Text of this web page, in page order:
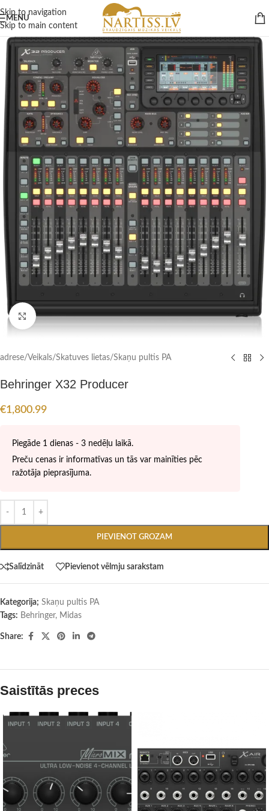
Skip to navigation
Skip to main content
MENU
Click to enlarge
adrese/Veikals/Skatuves lietas/Skaņu pultis PA
Behringer X32 Producer
€1,800.99
Piegāde 1 dienas - 3 nedēļu laikā.
Preču cenas ir informatīvas un tās var mainīties pēc
ražotāja pieprasījuma.
PIEVIENOT GROZAM
Salīdzināt Pievienot vēlmju sarakstam
Kategorija; Skaņu pultis PA
Tags: Behringer, Midas
Share:
Saistītās preces